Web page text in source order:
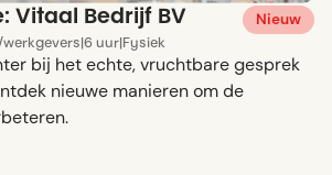
Vitaal Bedrijf BV
Nieuw
werkgevers|6 uur|Fysiek
bij het echte, vruchtbare gesprek
nieuwe manieren om de